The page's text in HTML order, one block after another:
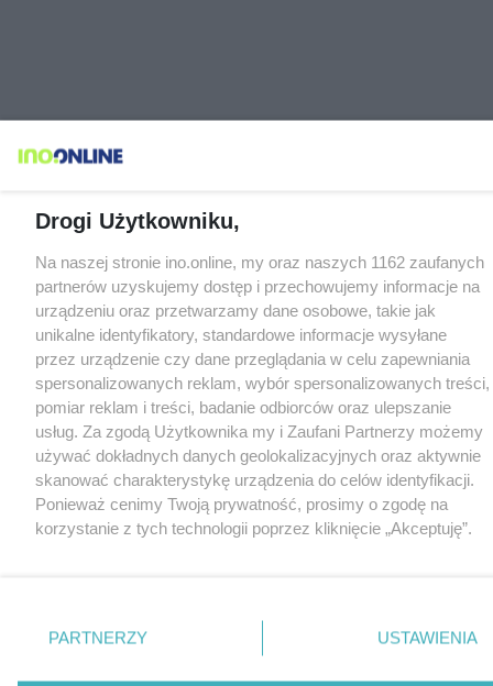
Drogi Użytkowniku,
Na naszej stronie ino.online, my oraz naszych 1162 zaufanych
partnerów uzyskujemy dostęp i przechowujemy informacje na
urządzeniu oraz przetwarzamy dane osobowe, takie jak
unikalne identyfikatory, standardowe informacje wysyłane
przez urządzenie czy dane przeglądania w celu zapewniania
spersonalizowanych reklam, wybór spersonalizowanych treści,
pomiar reklam i treści, badanie odbiorców oraz ulepszanie
usług. Za zgodą Użytkownika my i Zaufani Partnerzy możemy
używać dokładnych danych geolokalizacyjnych oraz aktywnie
skanować charakterystykę urządzenia do celów identyfikacji.
Ponieważ cenimy Twoją prywatność, prosimy o zgodę na
korzystanie z tych technologii poprzez kliknięcie „Akceptuję”.
nie wymagają zgody użytkownika, ale masz prawo sprzeciwić
się takiemu przetwarzaniu. Preferencje będą miały
PARTNERZY USTAWIENIA